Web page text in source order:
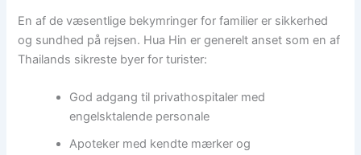
En af de væsentlige bekymringer for familier er sikkerhed
og sundhed på rejsen. Hua Hin er generelt anset som en af
Thailands sikreste byer for turister:
God adgang til privathospitaler med
engelsktalende personale
Apoteker med kendte mærker og